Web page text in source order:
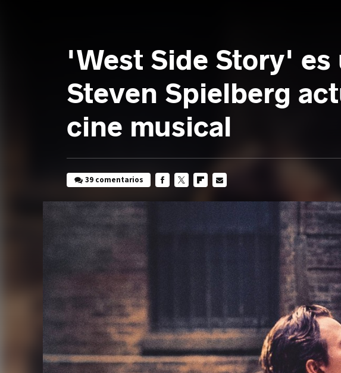
'West Side Story'
Steven Spielberg
cine musical
39 comentarios